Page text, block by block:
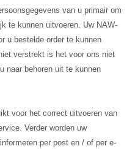
van u primair om
te kunnen uitvoeren. Uw NAW-
u bestelde order te kunnen
verstrekt is het voor ons niet
naar behoren uit te kunnen
voor het correct uitvoeren van
Verder worden uw
per post en / of per e-